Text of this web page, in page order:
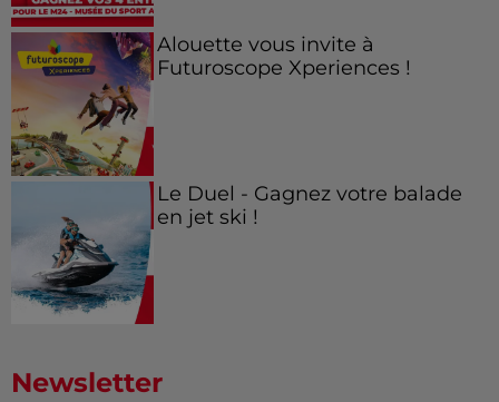
Alouette vous invite à
Futuroscope Xperiences !
Le Duel - Gagnez votre balade
en jet ski !
Newsletter